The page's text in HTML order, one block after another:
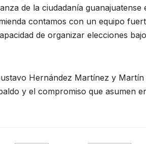
de la ciudadanía guanajuatense
contamos con un equipo
de organizar elecciones
Hernández Martínez y Martín
y el compromiso que asumen